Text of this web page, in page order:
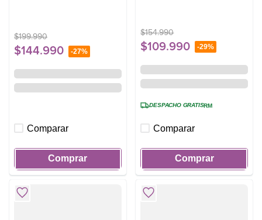
$199.990
$144.990 -27%
Comparar
Comprar
$154.990
$109.990 -29%
DESPACHO GRATISRM
Comparar
Comprar